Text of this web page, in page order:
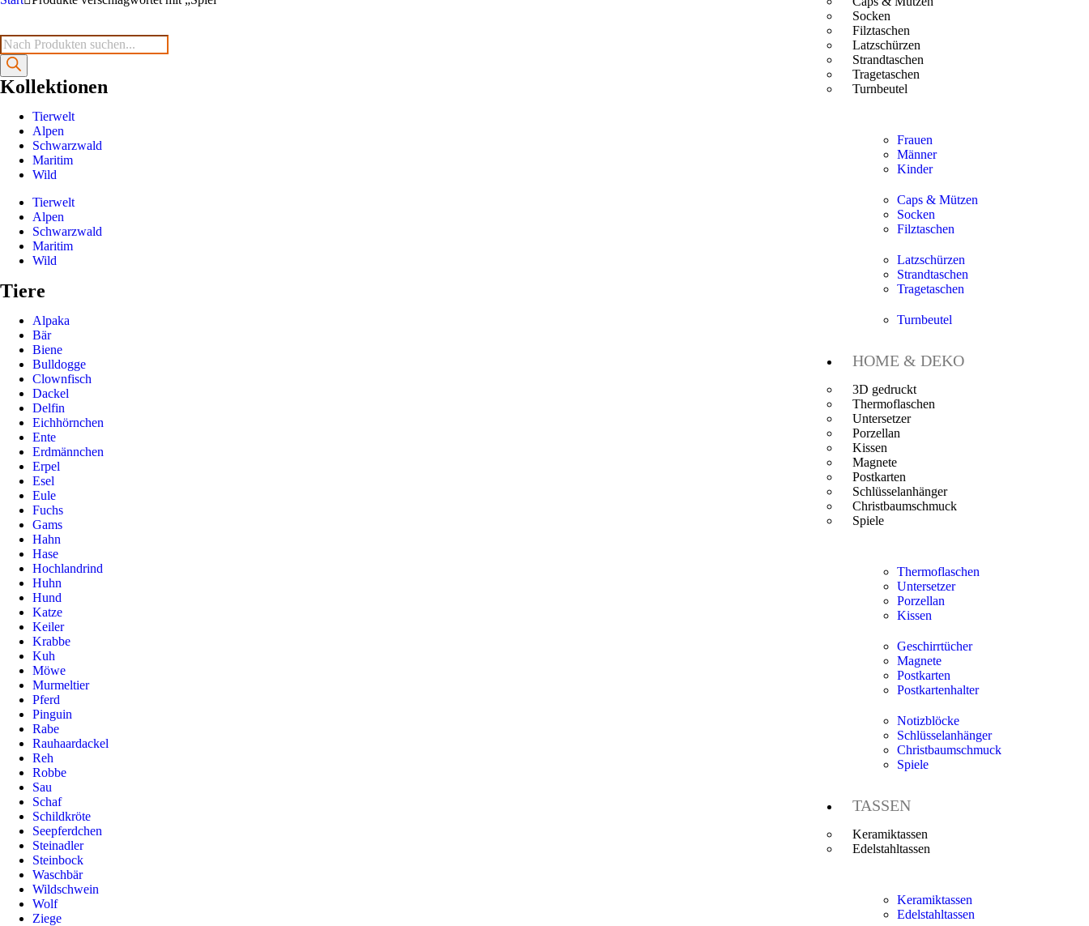
Socken
Filztaschen
Latzschürzen
Strandtaschen
Tragetaschen
Turnbeutel
Frauen
Männer
Kinder
Caps & Mützen
Socken
Filztaschen
Latzschürzen
Strandtaschen
Tragetaschen
Turnbeutel
HOME & DEKO
3D gedruckt
Thermoflaschen
Untersetzer
Porzellan
Kissen
Magnete
Postkarten
Schlüsselanhänger
Christbaumschmuck
Spiele
Thermoflaschen
Untersetzer
Porzellan
Kissen
Geschirrtücher
Magnete
Postkarten
Postkartenhalter
Notizblöcke
Schlüsselanhänger
Christbaumschmuck
Spiele
TASSEN
Keramiktassen
Edelstahltassen
Keramiktassen
Edelstahltassen
Kollektionen
Tierwelt
Alpen
Schwarzwald
Maritim
Wild
Tierwelt
Alpen
Schwarzwald
Maritim
Wild
Tiere
Alpaka
Bär
Biene
Bulldogge
Clownfisch
Dackel
Delfin
Eichhörnchen
Ente
Erdmännchen
Erpel
Esel
Eule
Fuchs
Gams
Hahn
Hase
Hochlandrind
Huhn
Hund
Katze
Keiler
Krabbe
Kuh
Möwe
Murmeltier
Pferd
Pinguin
Rabe
Rauhaardackel
Reh
Robbe
Sau
Schaf
Schildkröte
Seepferdchen
Steinadler
Steinbock
Waschbär
Wildschwein
Wolf
Ziege